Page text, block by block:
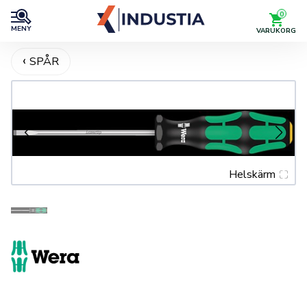
MENY
0
VARUKORG
SPÅR
Helskärm